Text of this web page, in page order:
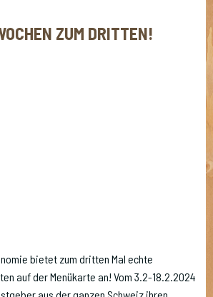
ZUM DRITTEN!
bietet zum dritten Mal echte
auf der Menükarte an! Vom 3.2-18.2.2024